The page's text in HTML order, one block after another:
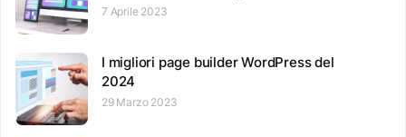
7 Aprile 2023
I migliori page builder WordPress del
2024
29 Marzo 2023